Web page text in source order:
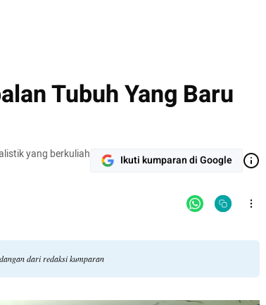
Tubuh Yang Baru
yang berkuliah
Ikuti kumparan di Google
dari redaksi kumparan